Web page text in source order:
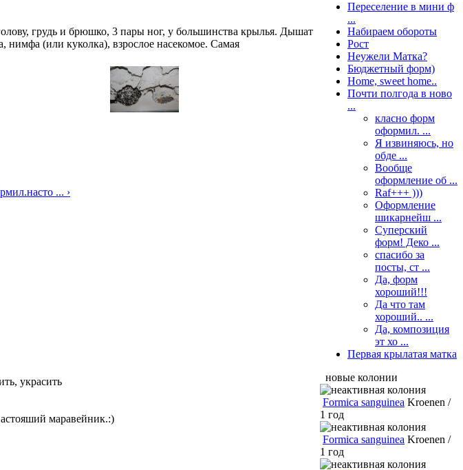
грудь и брюшко, 3 пары ног, у большинства крылья. Дышат
нимфа (или куколка), взрослое насекомое. Самая
... ›
украсить
маравейник.:)
Переселение в мини ф
...
Набираем обороты
Рост
Неужели Матка?
Бюджетный форм)
Home, sweet home..
Почти полгода в ново
...
класно форм
оформил. ...
Я извиняюсь, но
обде ...
Вообще
оформление об ...
Raf+++ )))
Оформление
шикарнейш ...
Суперский
форм! Деко ...
спасибо за
посты, ст ...
Да, форм
хороший!!!
Да что там
хороший.. ...
Да, композиция
эт хо ...
Первая крылатая матка
новые колонии
Formica sanguinea Kroenen /
1 год
Formica sanguinea Kroenen /
1 год